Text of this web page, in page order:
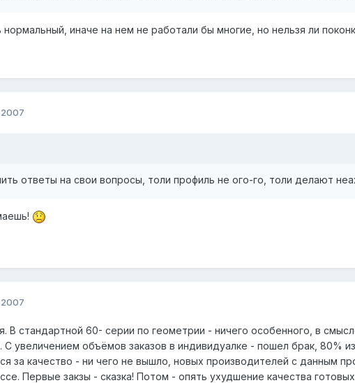
иначе на нем не работали бы многие, но нельзя ли
2007
ответы на свои вопросы, толи профиль не ого-го, толи делают
2007
В стандартной 60- серии по геометрии - ничего особенного, в
С увеличением объёмов заказов в индивидуалке - пошел брак, 80%
за качество - ни чего не вышло, новых производителей с данным
Первые закзы - сказка! Потом - опять ухудшение качества готовых